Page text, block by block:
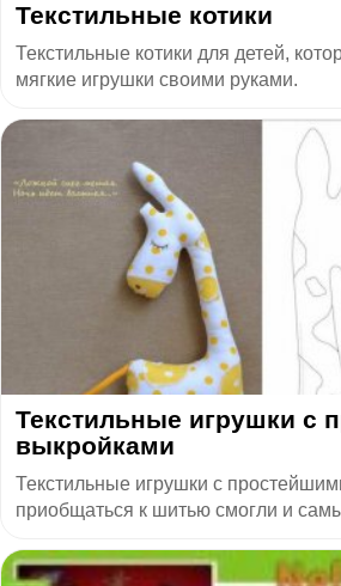
Текстильные котики
Текстильные котики для детей,
мягкие игрушки своими руками.
Текстильные игрушки с
выкройками
Текстильные игрушки с
приобщаться к шитью смогли и